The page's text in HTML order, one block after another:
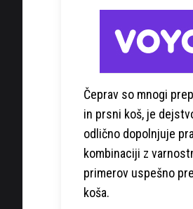
Čeprav so mnogi
in prsni koš, je
odlično dopolnjuje
kombinaciji z
primerov uspešno
koša.